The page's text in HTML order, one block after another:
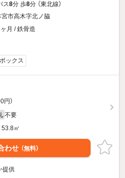
ス8分 歩8分 （東北線）
宮市高木字北ノ脇
月 / 鉄骨造
ックス
円）
不要
㎡
わせ （無料）
提供